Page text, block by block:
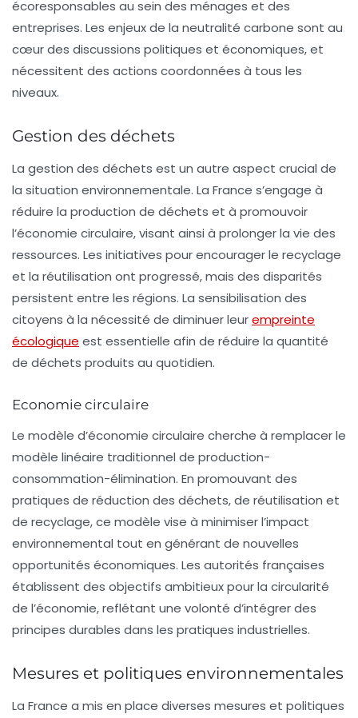
écoresponsables au sein des ménages et des
entreprises. Les enjeux de la neutralité carbone sont au
cœur des discussions politiques et économiques, et
nécessitent des actions coordonnées à tous les
niveaux.
Gestion des déchets
La gestion des déchets est un autre aspect crucial de
la situation environnementale. La France s’engage à
réduire la production de déchets et à promouvoir
l’économie circulaire, visant ainsi à prolonger la vie des
ressources. Les initiatives pour encourager le recyclage
et la réutilisation ont progressé, mais des disparités
persistent entre les régions. La sensibilisation des
citoyens à la nécessité de diminuer leurempreinte
écologique est essentielle afin de réduire la quantité
de déchets produits au quotidien.
Economie circulaire
Le modèle d’économie circulaire cherche à remplacer le
modèle linéaire traditionnel de production-
consommation-élimination. En promouvant des
pratiques de réduction des déchets, de réutilisation et
de recyclage, ce modèle vise à minimiser l’impact
environnemental tout en générant de nouvelles
opportunités économiques. Les autorités françaises
établissent des objectifs ambitieux pour la circularité
de l’économie, reflétant une volonté d’intégrer des
principes durables dans les pratiques industrielles.
Mesures et politiques environnementales
La France a mis en place diverses mesures et politiques